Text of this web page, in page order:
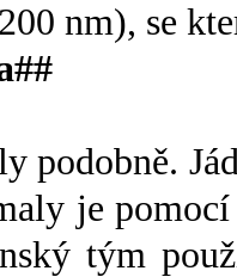
nm), se
podobně.
je
tým